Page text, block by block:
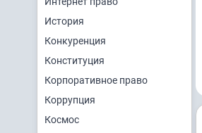
История
Конкуренция
Конституция
Корпоративное право
Коррупция
Космос